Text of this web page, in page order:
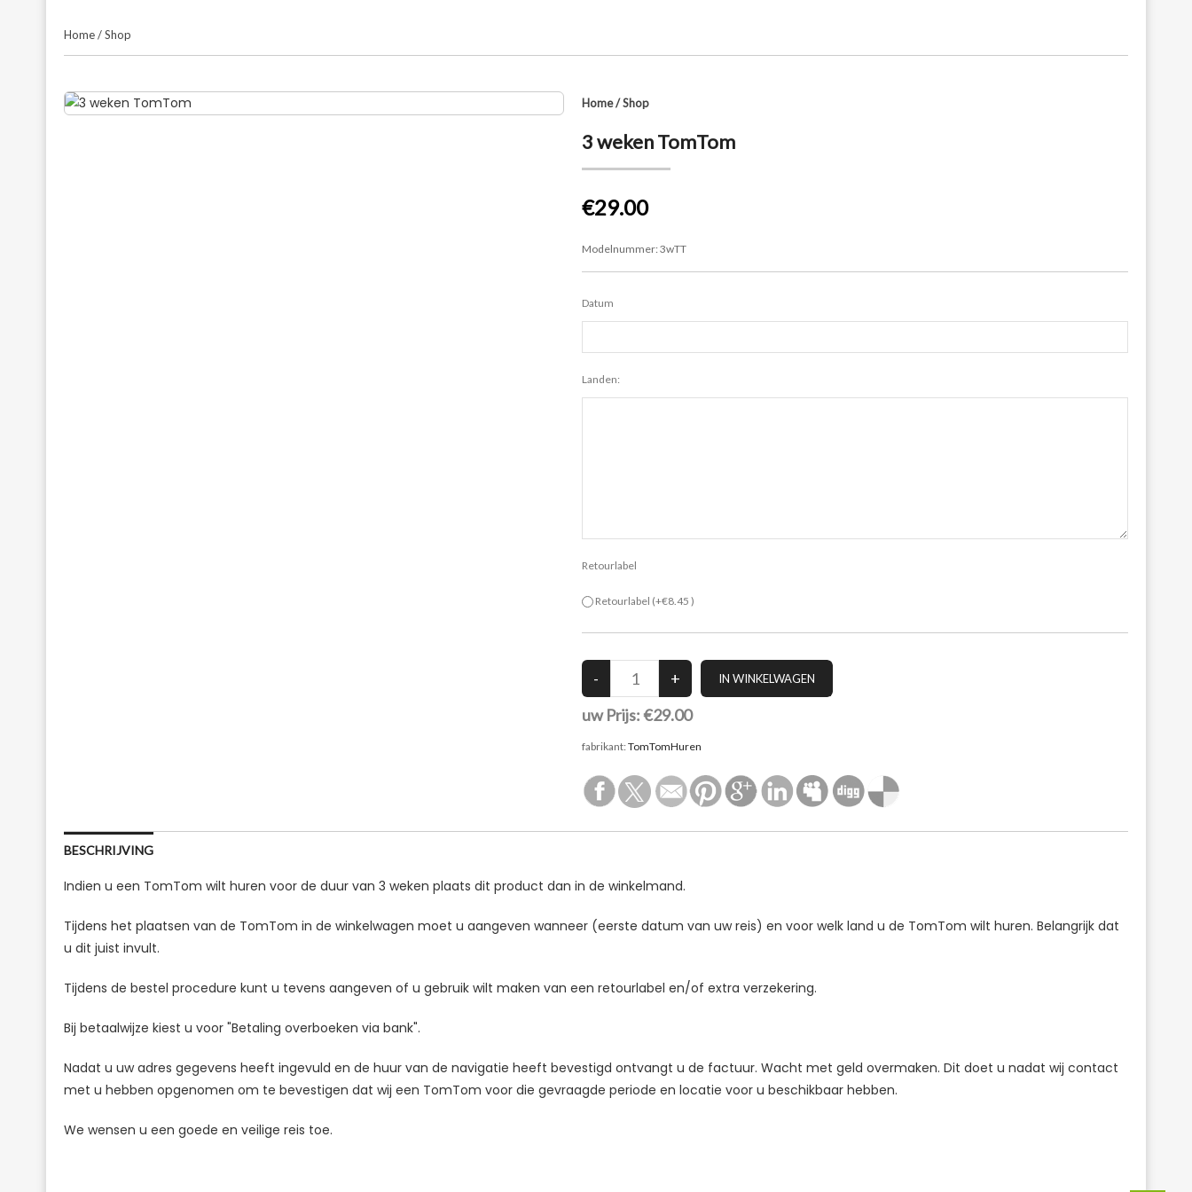
Home/Shop
Home/Shop
3 weken TomTom
€29.00
Modelnummer: 3wTT
Datum
Landen:
Retourlabel
Retourlabel (+€8.45 )
uw Prijs:€29.00
fabrikant: TomTomHuren
BESCHRIJVING
Indien u een TomTom wilt huren voor de duur van 3 weken plaats dit product dan in de winkelmand.
Tijdens het plaatsen van de TomTom in de winkelwagen moet u aangeven wanneer (eerste datum van uw reis) en voor welk land u de TomTom wilt huren. Belangrijk dat
u dit juist invult.
Tijdens de bestel procedure kunt u tevens aangeven of u gebruik wilt maken van een retourlabel en/of extra verzekering.
Bij betaalwijze kiest u voor "Betaling overboeken via bank".
Nadat u uw adres gegevens heeft ingevuld en de huur van de navigatie heeft bevestigd ontvangt u de factuur. Wacht met geld overmaken. Dit doet u nadat wij contact
met u hebben opgenomen om te bevestigen dat wij een TomTom voor die gevraagde periode en locatie voor u beschikbaar hebben.
We wensen u een goede en veilige reis toe.